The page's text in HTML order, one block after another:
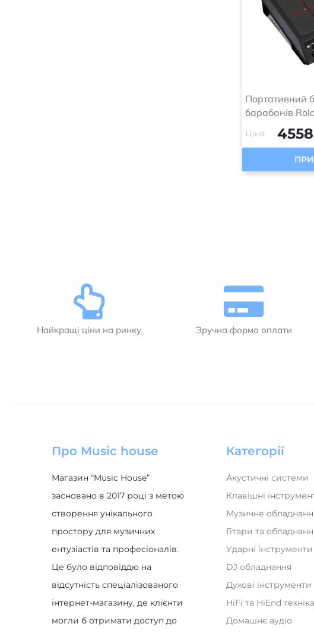
Портативний
барабанів
Ціна:
Найкращі ціни на ринку Зручна форма оплати
Про Music house
Магазин “Music House”
засновано в 2017 році з метою
створення унікального
простору для музичних
ентузіастів та професіоналів.
Це було відповіддю на
відсутність спеціалізованого
інтернет-магазину, де клієнти
могли б отримати доступ до
Категорії
Акустичні системи
Клавішні
Музичне
Гітари та
Ударні інструменти
DJ обладнання
Духові інструменти
HiFi та HiEnd техніка
Домашнє аудіо